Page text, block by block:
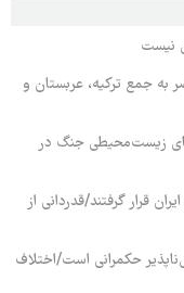
نیست
جمع ترکیه، عربستان و
زیست‌محیطی جنگ در
قرار گرفتند/قدردانی از
حکمرانی است/اختلاف